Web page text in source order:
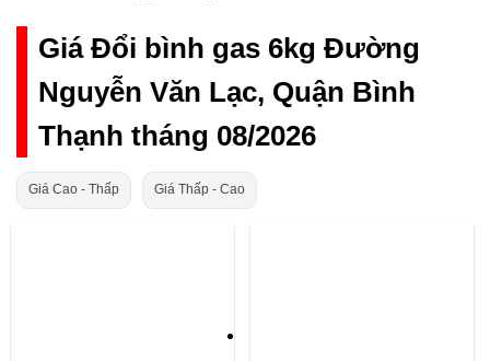
Giá Đổi bình gas 6kg Đường
Nguyễn Văn Lạc, Quận Bình
Thạnh tháng 08/2026
Giá Cao - Thấp Giá Thấp - Cao